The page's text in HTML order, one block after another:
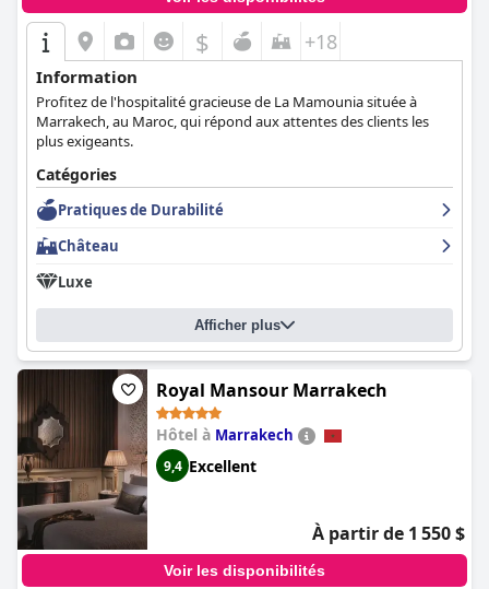
$ +18
Information
Profitez de l'hospitalité gracieuse de La Mamounia située à
Marrakech, au Maroc, qui répond aux attentes des clients les
plus exigeants.
Catégories
Pratiques de Durabilité
Château
Luxe
Afficher plus
Royal Mansour Marrakech
Hôtel à Marrakech
9,4 Excellent
À partir de 1 550 $
Voir les disponibilités